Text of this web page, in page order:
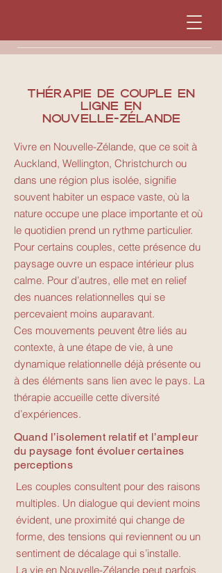
Thérapie de couple en
ligne en
nouvelle-zélande
Vivre en Nouvelle-Zélande, que ce soit à
Auckland, Wellington, Christchurch ou
dans une région plus isolée, signifie
souvent habiter un espace vaste, où la
nature occupe une place importante et où
le quotidien prend un rythme particulier.
Pour certains couples, cette présence du
paysage ouvre un espace intérieur plus
calme. Pour d’autres, elle met en relief
des nuances relationnelles qui se
percevaient moins auparavant.
Ces mouvements peuvent être liés au
contexte, à une étape de vie, à une
dynamique relationnelle déjà présente ou
à des éléments sans lien avec le pays. La
thérapie accueille cette diversité
d’expériences.
Quand l’isolement relatif et l’ampleur
du paysage font évoluer certaines
perceptions
Les couples consultent pour des raisons
multiples. Un dialogue qui devient moins
évident, une proximité qui change de
forme, des tensions qui reviennent ou un
sentiment de décalage qui s’installe.
La vie en Nouvelle-Zélande peut parfois